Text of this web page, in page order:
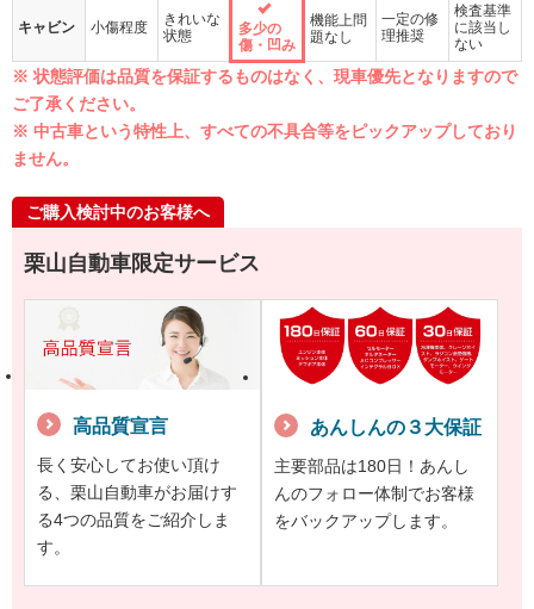
キャビン 小傷程度
きれいな
状態
多少の
傷・凹み
機能上問
題なし
一定の修
理推奨
検査基準
に該当し
ない
※ 状態評価は品質を保証するものはなく、現車優先となりますので
ご了承ください。
※ 中古車という特性上、すべての不具合等をピックアップしており
ません。
ご購入検討中のお客様へ
栗山自動車限定サービス
高品質宣言
長く安心してお使い頂け
る、栗山自動車がお届けす
る4つの品質をご紹介しま
す。
あんしんの３大保証
主要部品は180日！あんし
んのフォロー体制でお客様
をバックアップします。